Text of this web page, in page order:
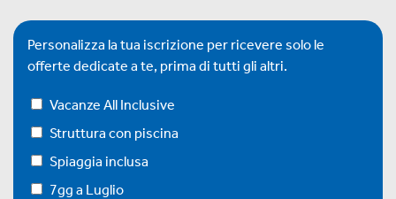
Personalizza la tua iscrizione per ricevere solo le
offerte dedicate a te, prima di tutti gli altri.
Vacanze All Inclusive
Struttura con piscina
Spiaggia inclusa
7gg a Luglio